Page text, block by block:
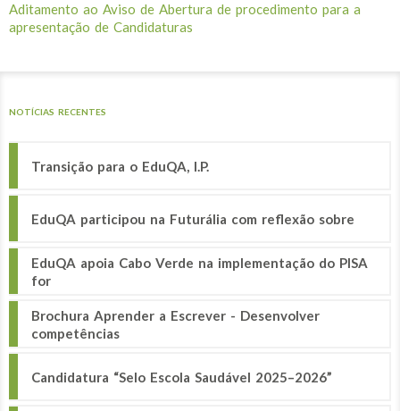
Aditamento ao Aviso de Abertura de procedimento para a
apresentação de Candidaturas
NOTÍCIAS RECENTES
Transição para o EduQA, I.P.
EduQA participou na Futurália com reflexão sobre
EduQA apoia Cabo Verde na implementação do PISA
for
Brochura Aprender a Escrever - Desenvolver
competências
Candidatura “Selo Escola Saudável 2025–2026”